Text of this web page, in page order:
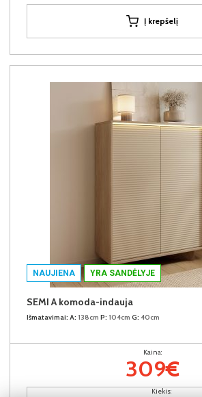
Kiekis:
Į krepšelį
NAUJIENA YRA SANDĖLYJE
SEMI A komoda-indauja
Išmatavimai: A: 138cm P: 104cm G: 40cm
Kaina:
309€